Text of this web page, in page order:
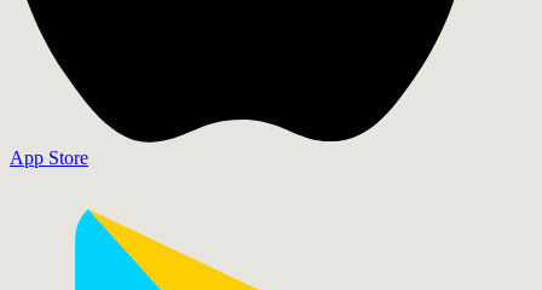
App Store